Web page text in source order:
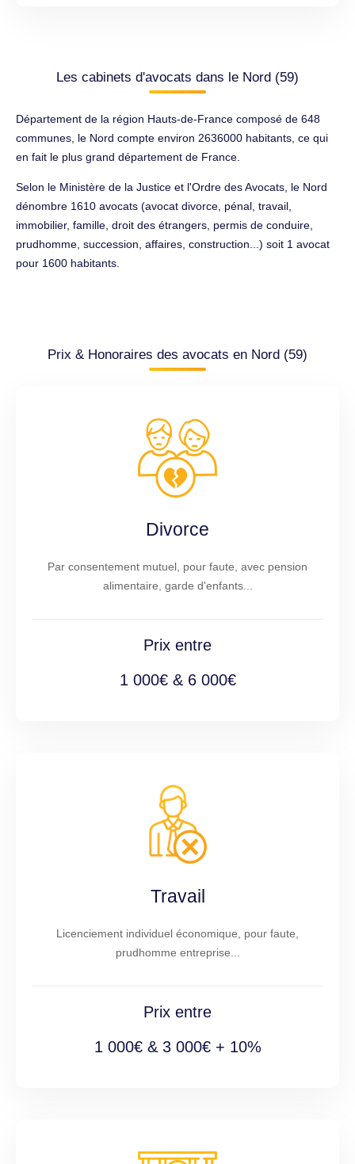
Les cabinets d'avocats dans le Nord (59)
Département de la région Hauts-de-France composé de 648
communes, le Nord compte environ 2636000 habitants, ce qui
en fait le plus grand département de France.
Selon le Ministère de la Justice et l'Ordre des Avocats, le Nord
dénombre 1610 avocats (avocat divorce, pénal, travail,
immobilier, famille, droit des étrangers, permis de conduire,
prudhomme, succession, affaires, construction...) soit 1 avocat
pour 1600 habitants.
Prix & Honoraires des avocats en Nord (59)
Divorce
Par consentement mutuel, pour faute, avec pension
alimentaire, garde d'enfants...
Prix entre
1 000€ & 6 000€
Travail
Licenciement individuel économique, pour faute,
prudhomme entreprise...
Prix entre
1 000€ & 3 000€ + 10%